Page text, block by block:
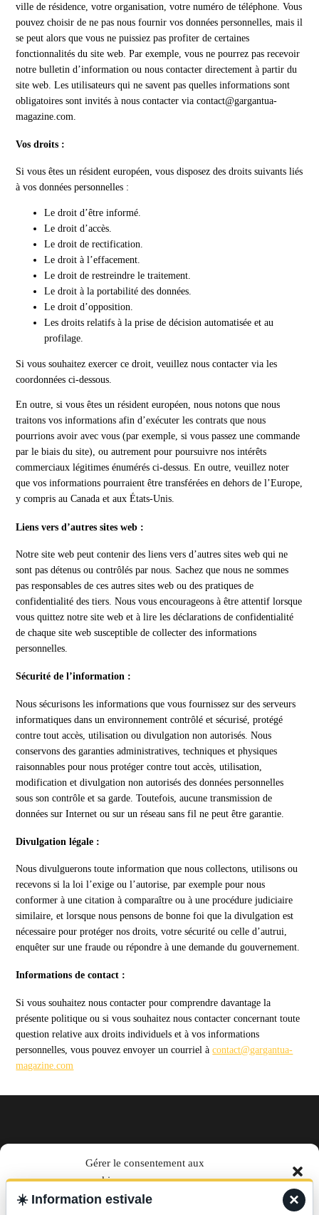
Gérer le consentement aux
cookies
Pour offrir les meilleures expériences, nous utilisons des technologies telles que les
ville de résidence, votre organisation, votre numéro de téléphone. Vous
pouvez choisir de ne pas nous fournir vos données personnelles, mais il
se peut alors que vous ne puissiez pas profiter de certaines
fonctionnalités du site web. Par exemple, vous ne pourrez pas recevoir
notre bulletin d’information ou nous contacter directement à partir du
site web. Les utilisateurs qui ne savent pas quelles informations sont
obligatoires sont invités à nous contacter via contact@gargantua-
magazine.com.
Vos droits :
Si vous êtes un résident européen, vous disposez des droits suivants liés
à vos données personnelles :
Le droit d’être informé.
Le droit d’accès.
Le droit de rectification.
Le droit à l’effacement.
Le droit de restreindre le traitement.
Le droit à la portabilité des données.
Le droit d’opposition.
Les droits relatifs à la prise de décision automatisée et au
profilage.
Si vous souhaitez exercer ce droit, veuillez nous contacter via les
coordonnées ci-dessous.
En outre, si vous êtes un résident européen, nous notons que nous
traitons vos informations afin d’exécuter les contrats que nous
pourrions avoir avec vous (par exemple, si vous passez une commande
par le biais du site), ou autrement pour poursuivre nos intérêts
commerciaux légitimes énumérés ci-dessus. En outre, veuillez noter
que vos informations pourraient être transférées en dehors de l’Europe,
y compris au Canada et aux États-Unis.
Liens vers d’autres sites web :
Notre site web peut contenir des liens vers d’autres sites web qui ne
sont pas détenus ou contrôlés par nous. Sachez que nous ne sommes
pas responsables de ces autres sites web ou des pratiques de
confidentialité des tiers. Nous vous encourageons à être attentif lorsque
vous quittez notre site web et à lire les déclarations de confidentialité
de chaque site web susceptible de collecter des informations
personnelles.
Sécurité de l’information :
Nous sécurisons les informations que vous fournissez sur des serveurs
informatiques dans un environnement contrôlé et sécurisé, protégé
contre tout accès, utilisation ou divulgation non autorisés. Nous
conservons des garanties administratives, techniques et physiques
raisonnables pour nous protéger contre tout accès, utilisation,
modification et divulgation non autorisés des données personnelles
sous son contrôle et sa garde. Toutefois, aucune transmission de
données sur Internet ou sur un réseau sans fil ne peut être garantie.
Divulgation légale :
Nous divulguerons toute information que nous collectons, utilisons ou
recevons si la loi l’exige ou l’autorise, par exemple pour nous
conformer à une citation à comparaître ou à une procédure judiciaire
similaire, et lorsque nous pensons de bonne foi que la divulgation est
nécessaire pour protéger nos droits, votre sécurité ou celle d’autrui,
enquêter sur une fraude ou répondre à une demande du gouvernement.
Informations de contact :
Si vous souhaitez nous contacter pour comprendre davantage la
présente politique ou si vous souhaitez nous contacter concernant toute
question relative aux droits individuels et à vos informations
personnelles, vous pouvez envoyer un courriel àcontact@gargantua-
magazine.com
EN TRAIN magazine par La Vie
du Rail
×
☀️Information estivale